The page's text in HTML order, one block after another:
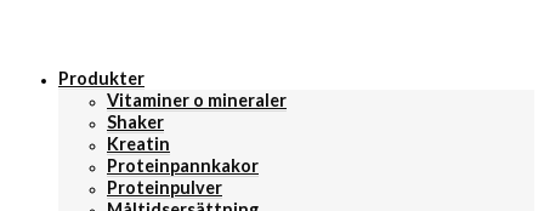
Produkter
Vitaminer o mineraler
Shaker
Kreatin
Proteinpannkakor
Proteinpulver